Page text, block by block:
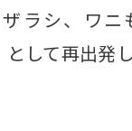
ラシ、ワニ
して再出発